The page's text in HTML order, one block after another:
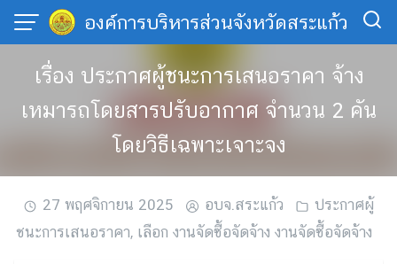
Skip
องค์การบริหารส่วนจังหวัดสระแก้ว
เรื่อง ประกาศผู้ชนะการเสนอราคา จ้าง
เหมารถโดยสารปรับอากาศ จำนวน 2 คัน
โดยวิธีเฉพาะเจาะจง
27 พฤศจิกายน 2025 อบจ.สระแก้ว
ประกาศผู้
ชนะการเสนอราคา, เลือก งานจัดซื้อจัดจ้าง งานจัดซื้อจัดจ้าง